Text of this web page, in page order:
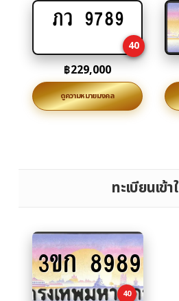
Add
cart
ภว 9789
40
฿229,000
ดูความหมายมงคล
ทะเบียนเข้
Add
to
cart
3ขก 8989
40